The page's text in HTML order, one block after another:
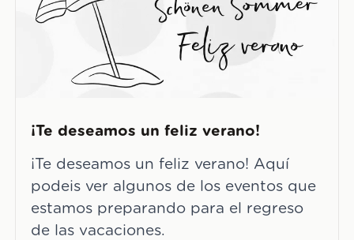
¡Te deseamos un feliz verano!
¡Te deseamos un feliz verano! Aquí
podeis ver algunos de los eventos que
estamos preparando para el regreso
de las vacaciones.